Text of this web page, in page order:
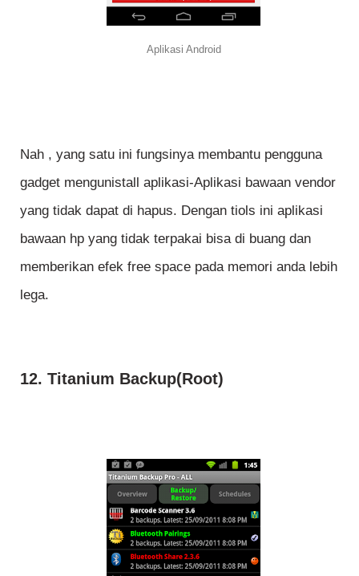
Aplikasi Android
Nah , yang satu ini fungsinya membantu pengguna
gadget mengunistall aplikasi-Aplikasi bawaan vendor
yang tidak dapat di hapus. Dengan tiols ini aplikasi
bawaan hp yang tidak terpakai bisa di buang dan
memberikan efek free space pada memori anda lebih
lega.
12. Titanium Backup(Root)